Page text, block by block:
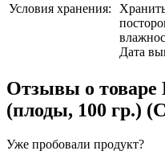
Условия хранения:
Дата
Отзывы о товаре
(плоды, 100 гр.)
Уже пробовали продукт?